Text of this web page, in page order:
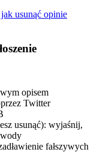
jak usunąć opinie
opisem
Twitter
usunąć): wyjaśnij,
fałszywych